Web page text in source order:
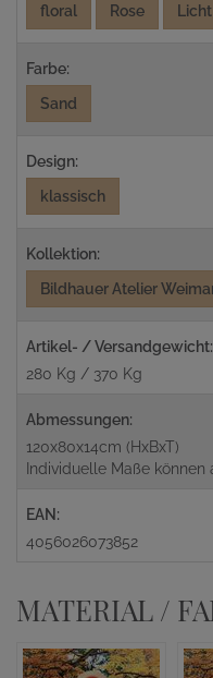
floral
Rose Licht
Farbe:
Sand
Design:
klassisch
Kollektion:
Bildhauer Atelier
Artikel- / Versandgewicht:
280 Kg / 370 Kg
Abmessungen:
120x80x14cm (HxBxT)
Individuelle Maße
EAN:
4056026073852
MATERIAL /